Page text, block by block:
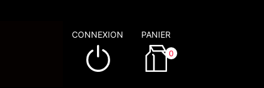
CONNEXION PANIER
0